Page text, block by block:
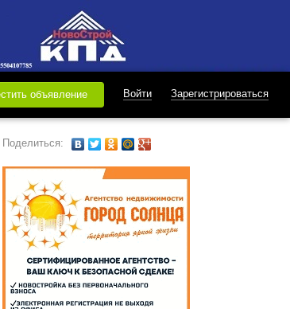
объявление Войти Зарегистрироваться
Поделиться: